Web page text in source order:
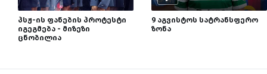
პსჟ-ის ფანების პროტესტი
იგეგმება - მიზეზი
ცნობილია
9 აგვისტოს სატრანსფერო
ზონა